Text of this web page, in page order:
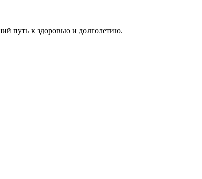
путь к здоровью и долголетию.